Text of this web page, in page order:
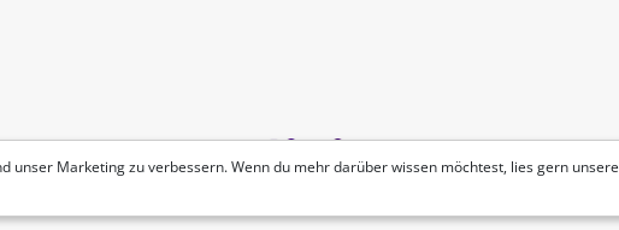
unser Marketing zu verbessern. Wenn du mehr darüber wissen möchtest, lies gern unsere